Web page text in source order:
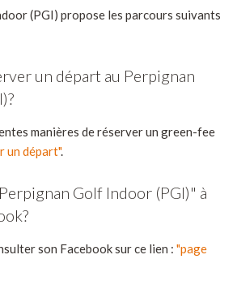
(PGI) propose les parcours suivants
un départ au Perpignan
manières de réserver un green-fee
un départ".
Golf Indoor (PGI)" à
son Facebook sur ce lien : "page